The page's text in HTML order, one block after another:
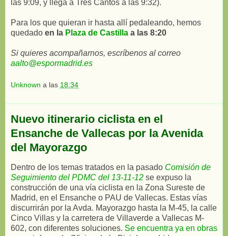
las 9:09, y llega a Tres Cantos a las 9:32).
Para los que quieran ir hasta allí pedaleando, hemos
quedado en la Plaza de Castilla a las 8:20
Si quieres acompañarnos, escríbenos al correo
aalto@espormadrid.es
Unknown a las 18:34
Nuevo itinerario ciclista en el
Ensanche de Vallecas por la Avenida
del Mayorazgo
Dentro de los temas tratados en la pasado Comisión de
Seguimiento del PDMC del 13-11-12 se expuso la
construcción de una vía ciclista en la Zona Sureste de
Madrid, en el Ensanche o PAU de Vallecas. Estas vías
discurrirán por la Avda. Mayorazgo hasta la M-45, la calle
Cinco Villas y la carretera de Villaverde a Vallecas M-
602, con diferentes soluciones. Se encuentra ya en obras